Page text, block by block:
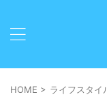
HOME > ライフスタイ